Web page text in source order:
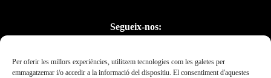
Per oferir les millors experiències, utilitzem tecnologies com les galetes per
emmagatzemar i/o accedir a la informació del dispositiu. El consentiment d'aquestes
Segueix-nos: